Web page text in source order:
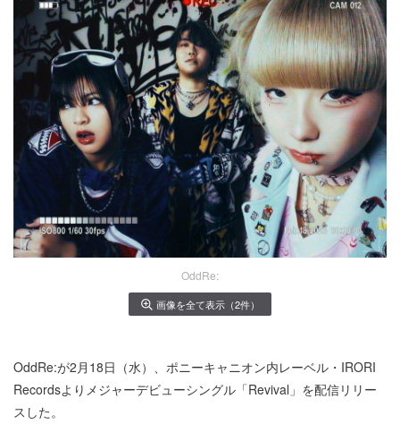
OddRe:
画像を全て表示（2件）
OddRe:が2月18日（水）、ポニーキャニオン内レーベル・IRORI
Recordsよりメジャーデビューシングル「Revival」を配信リリー
スした。